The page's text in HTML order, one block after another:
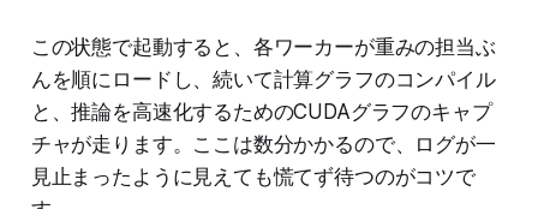
この状態で起動すると、各ワーカーが重みの担当ぶ
んを順にロードし、続いて計算グラフのコンパイル
と、推論を高速化するためのCUDAグラフのキャプ
チャが走ります。ここは数分かかるので、ログが一
見止まったように見えても慌てず待つのがコツで